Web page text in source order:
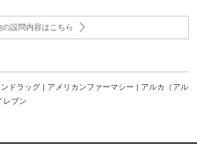
設問内容はこちら
ドラッグ | アメリカンファーマシー | アルカ（アル
レブン